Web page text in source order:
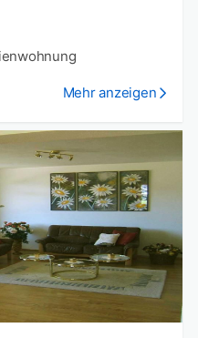
Mehr anzeigen